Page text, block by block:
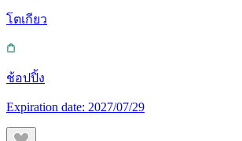
โตเกียว
ช้อปปิ้ง
Expiration date: 2027/07/29